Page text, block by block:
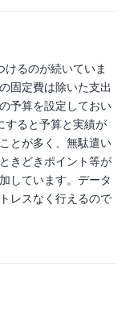
けるのが続いていま
固定費は除いた支出
予算を設定しておい
すると予算と実績が
とが多く、無駄遣い
きどきポイント等が
しています。データ
レスなく行えるので